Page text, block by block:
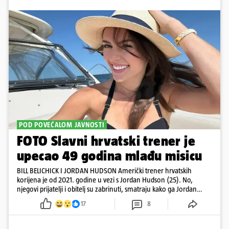
POD POVEĆALOM JAVNOSTI
FOTO Slavni hrvatski trener je
upecao 49 godina mlađu misicu
BILL BELICHICK I JORDAN HUDSON Američki trener hrvatskih
korijena je od 2021. godine u vezi s Jordan Hudson (25). No,
njegovi prijatelji i obitelj su zabrinuti, smatraju kako ga Jordan
kontrolira
17 8